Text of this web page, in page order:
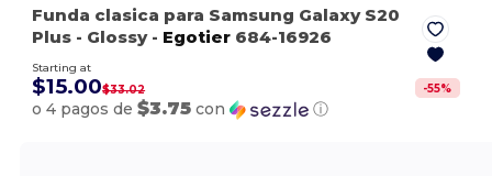
Funda clasica para Samsung Galaxy S20
Plus - Glossy- Egotier 684-16926
Starting at
$15.00$33.02 -55%
o 4 pagos de$3.75 con ⓘ